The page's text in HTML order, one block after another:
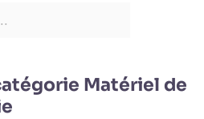
Matériel de